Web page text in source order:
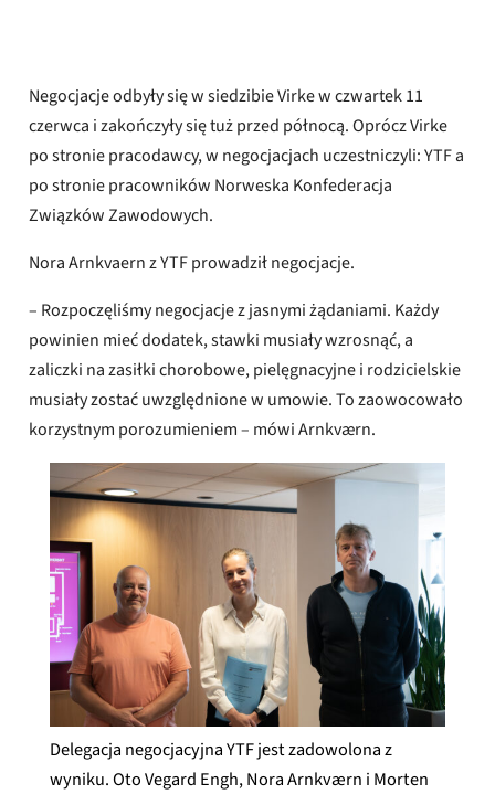
Negocjacje odbyły się w siedzibie Virke w czwartek 11
czerwca i zakończyły się tuż przed północą. Oprócz Virke
po stronie pracodawcy, w negocjacjach uczestniczyli: YTF a
po stronie pracowników Norweska Konfederacja
Związków Zawodowych.
Nora Arnkvaern z YTF prowadził negocjacje.
– Rozpoczęliśmy negocjacje z jasnymi żądaniami. Każdy
powinien mieć dodatek, stawki musiały wzrosnąć, a
zaliczki na zasiłki chorobowe, pielęgnacyjne i rodzicielskie
musiały zostać uwzględnione w umowie. To zaowocowało
korzystnym porozumieniem – mówi Arnkværn.
Delegacja negocjacyjna YTF jest zadowolona z
wyniku. Oto Vegard Engh, Nora Arnkværn i Morten